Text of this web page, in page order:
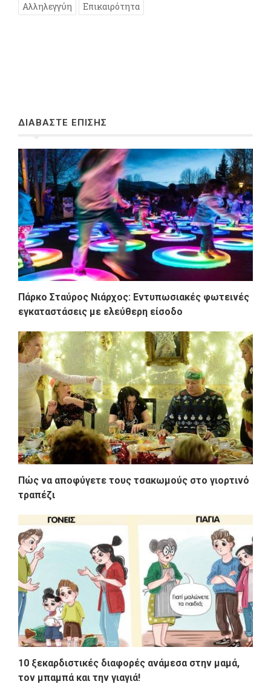
Αλληλεγγύη Επικαιρότητα
ΔΙΑΒΑΣΤΕ ΕΠΙΣΗΣ
Πάρκο Σταύρος Νιάρχος: Εντυπωσιακές φωτεινές
εγκαταστάσεις με ελεύθερη είσοδο
Πώς να αποφύγετε τους τσακωμούς στο γιορτινό
τραπέζι
10 ξεκαρδιστικές διαφορές ανάμεσα στην μαμά,
τον μπαμπά και την γιαγιά!